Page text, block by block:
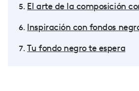
El arte de la composición
Inspiración con fondos
Tu fondo negro te espera